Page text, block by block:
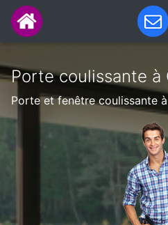
Porte coulissante à
Porte et fenêtre coulissante